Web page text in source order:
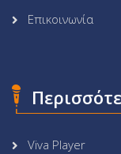
Επικοινωνία
Viva Player